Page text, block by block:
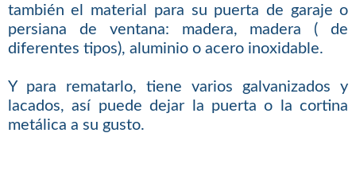
también el material para su puerta de garaje o
persiana de ventana: madera, madera ( de
diferentes tipos), aluminio o acero inoxidable.
Y para rematarlo, tiene varios galvanizados y
lacados, así puede dejar la puerta o la cortina
metálica a su gusto.